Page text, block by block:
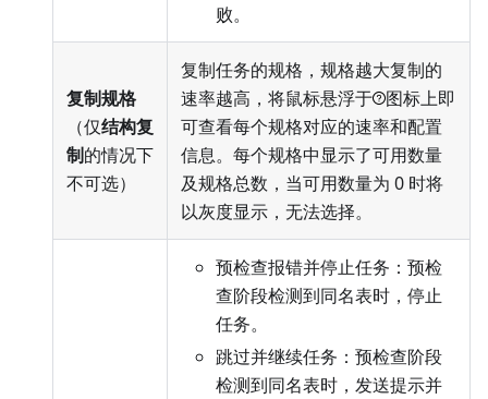
败。
复制规格
（仅结构复
制的情况下
不可选）
复制任务的规格，规格越大复制的
速率越高，将鼠标悬浮于 图标上即
可查看每个规格对应的速率和配置
信息。每个规格中显示了可用数量
及规格总数，当可用数量为 0 时将
以灰度显示，无法选择。
预检查报错并停止任务：预检
查阶段检测到同名表时，停止
任务。
跳过并继续任务：预检查阶段
检测到同名表时，发送提示并